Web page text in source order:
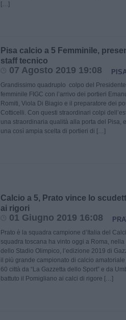
[…]
Pisa calcio a 5 Femminile,
staff tecnico
07 Agosto 2019 19:08
Grandissimo quadruplo colpo del
femminile FIGC con l’arrivo dei portieri
Romiti, Viola Di Biagio e il preparatore dei
Cotticelli. Con questi straordinari colpi
una straordinaria qualità alla porta del Pisa,
una così ampia scelta di portieri di […]
Calcio a 5, Prato vince lo
ai rigori
01 Giugno 2019 16:08
Prato è la squadra campione d’Italia del
squadra toscana ha vinto oggi a Roma,
dello Stadio Olimpico, l’edizione 2019 di
il più grande campionato di calcio
60 città da “La Gazzetta dello Sport” e da
battuto il Pomigliano ai calci di rigore […]